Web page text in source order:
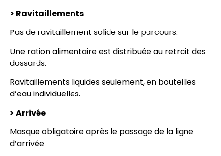
> Ravitaillements
Pas de ravitaillement solide sur le parcours.
Une ration alimentaire est distribuée au retrait des
dossards.
Ravitaillements liquides seulement, en bouteilles
d’eau individuelles.
> Arrivée
Masque obligatoire après le passage de la ligne
d’arrivée